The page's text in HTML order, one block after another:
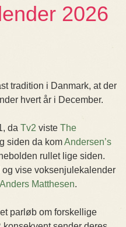
2026
tradition i Danmark, at der
hvert år i December.
da Tv2 viste The
siden da komAndersen’s
rullet lige siden.
og vise voksenjulekalender
Matthesen.
parløb om forskellige